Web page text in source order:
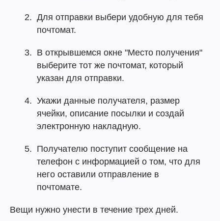
Для отправки выбери удобную для тебя
почтомат.
В открывшемся окне "Место получения"
выберите тот же почтомат, который
указан для отправки.
Укажи данные получателя, размер
ячейки, описание посылки и создай
электронную накладную.
Получателю поступит сообщение на
телефон с информацией о том, что для
него оставили отправление в
почтомате.
Вещи нужно унести в течение трех дней.